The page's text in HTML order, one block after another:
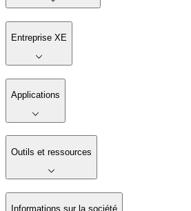
Entreprise XE
Applications
Outils et ressources
Informations sur la société